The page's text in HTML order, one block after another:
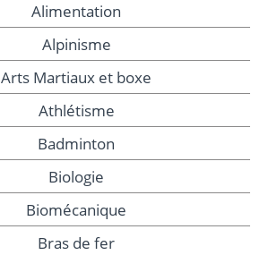
Alimentation
Alpinisme
Arts Martiaux et boxe
Athlétisme
Badminton
Biologie
Biomécanique
Bras de fer